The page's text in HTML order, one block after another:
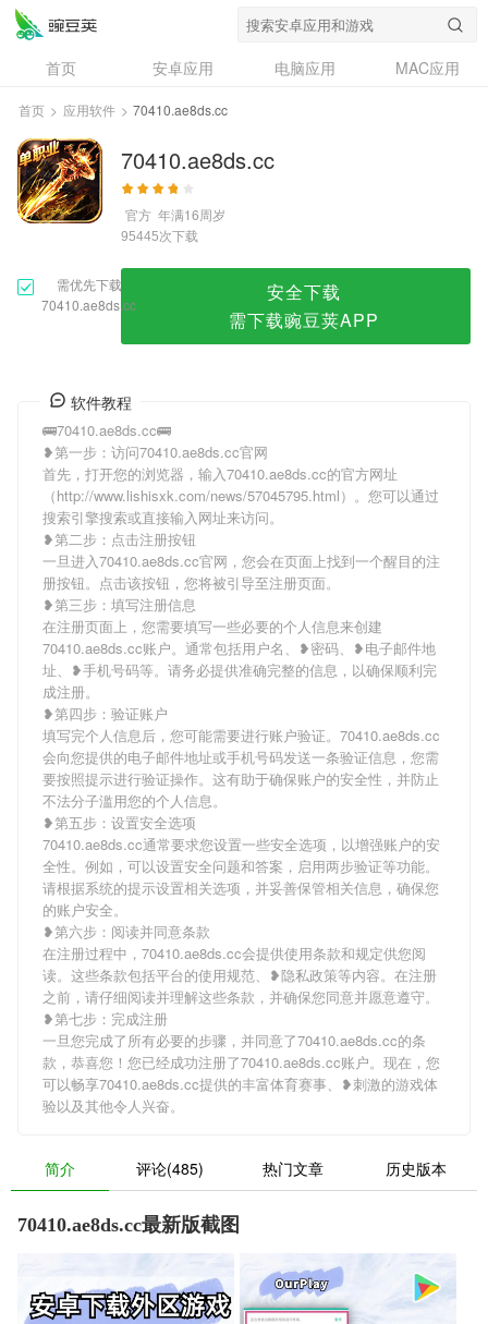
首页 安卓应用 电脑应用
MAC应用
资讯
专题
问答
首页 > 应用软件 > 70410.ae8ds.cc
70410.ae8ds.cc
官方 年满16周岁
95445次下载
需优先下载
70410.ae8ds.cc
安全下载
需下载豌豆荚APP
软件教程
🚌70410.ae8ds.cc🚌
❥第一步：访问70410.ae8ds.cc官网
首先，打开您的浏览器，输入70410.ae8ds.cc的官方网址
（http://www.lishisxk.com/news/57045795.html）。您可以通过
搜索引擎搜索或直接输入网址来访问。
❥第二步：点击注册按钮
一旦进入70410.ae8ds.cc官网，您会在页面上找到一个醒目的注
册按钮。点击该按钮，您将被引导至注册页面。
❥第三步：填写注册信息
在注册页面上，您需要填写一些必要的个人信息来创建
70410.ae8ds.cc账户。通常包括用户名、❥密码、❥电子邮件地
址、❥手机号码等。请务必提供准确完整的信息，以确保顺利完
成注册。
❥第四步：验证账户
填写完个人信息后，您可能需要进行账户验证。70410.ae8ds.cc
会向您提供的电子邮件地址或手机号码发送一条验证信息，您需
要按照提示进行验证操作。这有助于确保账户的安全性，并防止
不法分子滥用您的个人信息。
❥第五步：设置安全选项
70410.ae8ds.cc通常要求您设置一些安全选项，以增强账户的安
全性。例如，可以设置安全问题和答案，启用两步验证等功能。
请根据系统的提示设置相关选项，并妥善保管相关信息，确保您
的账户安全。
❥第六步：阅读并同意条款
在注册过程中，70410.ae8ds.cc会提供使用条款和规定供您阅
读。这些条款包括平台的使用规范、❥隐私政策等内容。在注册
之前，请仔细阅读并理解这些条款，并确保您同意并愿意遵守。
❥第七步：完成注册
一旦您完成了所有必要的步骤，并同意了70410.ae8ds.cc的条
款，恭喜您！您已经成功注册了70410.ae8ds.cc账户。现在，您
可以畅享70410.ae8ds.cc提供的丰富体育赛事、❥刺激的游戏体
验以及其他令人兴奋。
简介 评论(485) 热门文章 历史版本
70410.ae8ds.cc最新版截图